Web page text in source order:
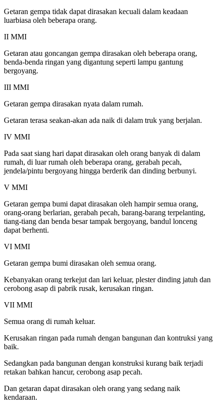
Getaran gempa tidak dapat dirasakan kecuali dalam keadaan
luarbiasa oleh beberapa orang.
II MMI
Getaran atau goncangan gempa dirasakan oleh beberapa orang,
benda-benda ringan yang digantung seperti lampu gantung
bergoyang.
III MMI
Getaran gempa dirasakan nyata dalam rumah.
Getaran terasa seakan-akan ada naik di dalam truk yang berjalan.
IV MMI
Pada saat siang hari dapat dirasakan oleh orang banyak di dalam
rumah, di luar rumah oleh beberapa orang, gerabah pecah,
jendela/pintu bergoyang hingga berderik dan dinding berbunyi.
V MMI
Getaran gempa bumi dapat dirasakan oleh hampir semua orang,
orang-orang berlarian, gerabah pecah, barang-barang terpelanting,
tiang-tiang dan benda besar tampak bergoyang, bandul lonceng
dapat berhenti.
VI MMI
Getaran gempa bumi dirasakan oleh semua orang.
Kebanyakan orang terkejut dan lari keluar, plester dinding jatuh dan
cerobong asap di pabrik rusak, kerusakan ringan.
VII MMI
Semua orang di rumah keluar.
Kerusakan ringan pada rumah dengan bangunan dan kontruksi yang
baik.
Sedangkan pada bangunan dengan konstruksi kurang baik terjadi
retakan bahkan hancur, cerobong asap pecah.
Dan getaran dapat dirasakan oleh orang yang sedang naik
kendaraan.